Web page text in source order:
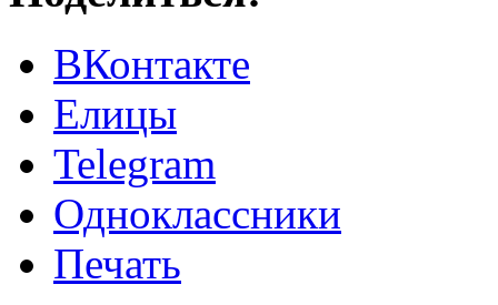
ВКонтакте
Елицы
Telegram
Одноклассники
Печать